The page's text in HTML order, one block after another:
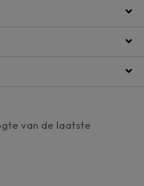
van de laatste